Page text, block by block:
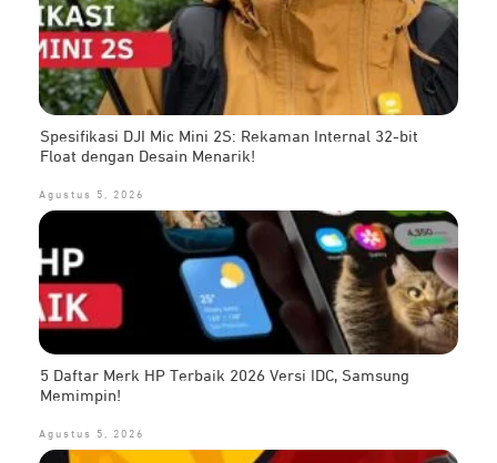
Spesifikasi DJI Mic Mini 2S: Rekaman Internal 32-bit
Float dengan Desain Menarik!
Agustus 5, 2026
5 Daftar Merk HP Terbaik 2026 Versi IDC, Samsung
Memimpin!
Agustus 5, 2026